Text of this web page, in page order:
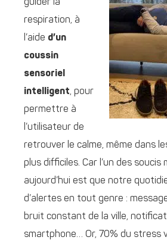
guider la
respiration, à
l’aide d’un
coussin
sensoriel
intelligent, pour
permettre à
l’utilisateur de
retrouver le calme, même dans
plus difficiles. Car l’un des soucis
aujourd’hui est que notre
d’alertes en tout genre :
bruit constant de la ville,
smartphone… Or, 70% du stress